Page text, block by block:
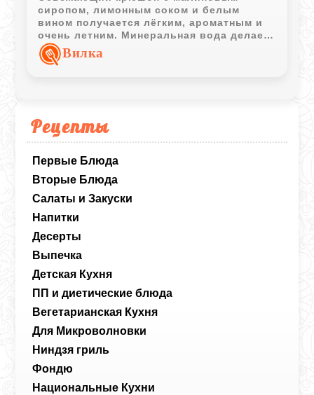
Рецепты
Первые Блюда
Вторые Блюда
Салаты и Закуски
Напитки
Десерты
Выпечка
Детская Кухня
ПП и диетические блюда
Вегетарианская Кухня
Для Микроволновки
Ниндзя гриль
Фондю
Национальные Кухни
сиропом, лимонным соком и белым
вином получается лёгким, ароматным и
очень летним. Минеральная вода делает
напиток более воздушным, а кислинка
лимона хорошо балансирует сладость
Вилка